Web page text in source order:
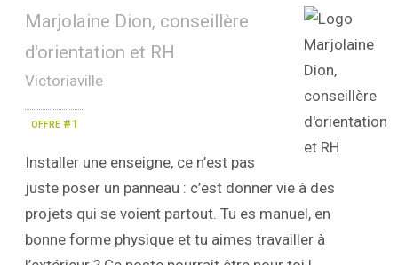
Marjolaine Dion, conseillère
d'orientation et RH
Victoriaville
offre #1
Installer une enseigne, ce n’est pas
juste poser un panneau : c’est donner vie à des
projets qui se voient partout. Tu es manuel, en
bonne forme physique et tu aimes travailler à